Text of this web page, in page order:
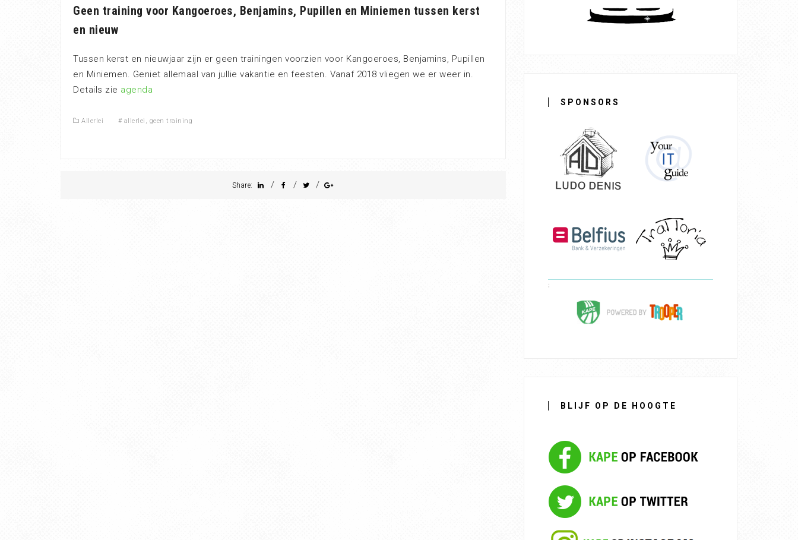
Geen training voor Kangoeroes, Benjamins, Pupillen en Miniemen tussen kerst
en nieuw
Tussen kerst en nieuwjaar zijn er geen trainingen voorzien voor Kangoeroes, Benjamins, Pupillen
en Miniemen. Geniet allemaal van jullie vakantie en feesten. Vanaf 2018 vliegen we er weer in.
Details zie agenda
Allerlei # allerlei , geen training
Share: / / /
SPONSORS
BLIJF OP DE HOOGTE